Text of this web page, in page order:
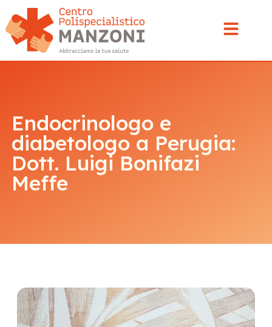
Endocrinologo e
diabetologo a Perugia:
Dott. Luigi Bonifazi
Meffe